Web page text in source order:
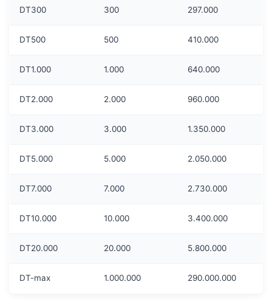
DT300 300 297.000
DT500 500 410.000
DT1.000 1.000 640.000
DT2.000 2.000 960.000
DT3.000 3.000 1.350.000
DT5.000 5.000 2.050.000
DT7.000 7.000 2.730.000
DT10.000 10.000 3.400.000
DT20.000 20.000 5.800.000
DT-max 1.000.000 290.000.000